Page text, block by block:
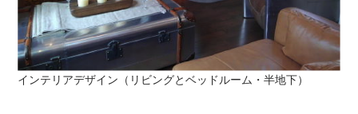
インテリアデザイン（リビングとベッドルーム・半地下）